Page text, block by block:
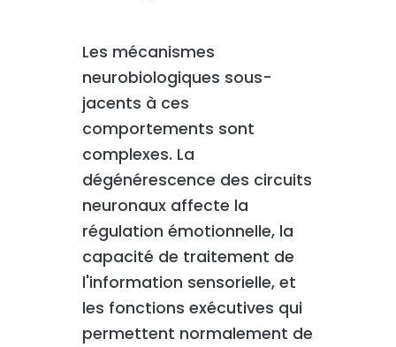
Les mécanismes
neurobiologiques sous-
jacents à ces
comportements sont
complexes. La
dégénérescence des circuits
neuronaux affecte la
régulation émotionnelle, la
capacité de traitement de
l'information sensorielle, et
les fonctions exécutives qui
permettent normalement de